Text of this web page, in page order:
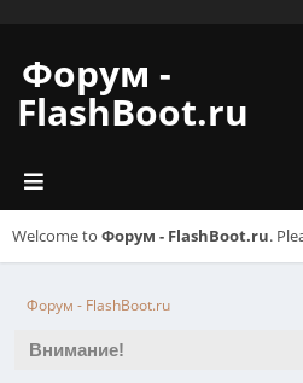
Форум -
FlashBoot.ru
Welcome to Форум - FlashBoot.ru.
Форум - FlashBoot.ru
Внимание!